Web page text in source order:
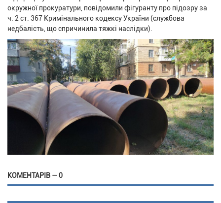
окружної прокуратури, повідомили фігуранту про підозру за
ч. 2 ст. 367 Кримінального кодексу України (службова
недбалість, що спричинила тяжкі наслідки).
КОМЕНТАРІВ — 0